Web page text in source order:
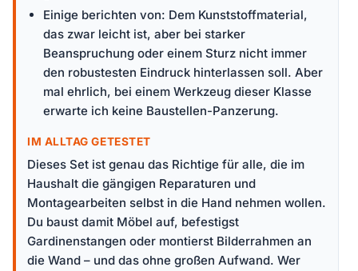
Einige berichten von: Dem Kunststoffmaterial,
das zwar leicht ist, aber bei starker
Beanspruchung oder einem Sturz nicht immer
den robustesten Eindruck hinterlassen soll. Aber
mal ehrlich, bei einem Werkzeug dieser Klasse
erwarte ich keine Baustellen-Panzerung.
IM ALLTAG GETESTET
Dieses Set ist genau das Richtige für alle, die im
Haushalt die gängigen Reparaturen und
Montagearbeiten selbst in die Hand nehmen wollen.
Du baust damit Möbel auf, befestigst
Gardinenstangen oder montierst Bilderrahmen an
die Wand – und das ohne großen Aufwand. Wer